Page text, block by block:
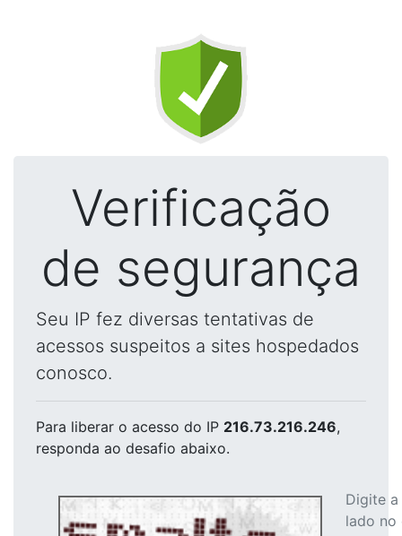
Verificação
de segurança
Seu IP fez diversas tentativas de
acessos suspeitos a sites hospedados
conosco.
Para liberar o acesso do IP 216.73.216.246,
responda ao desafio abaixo.
Digite
lado no